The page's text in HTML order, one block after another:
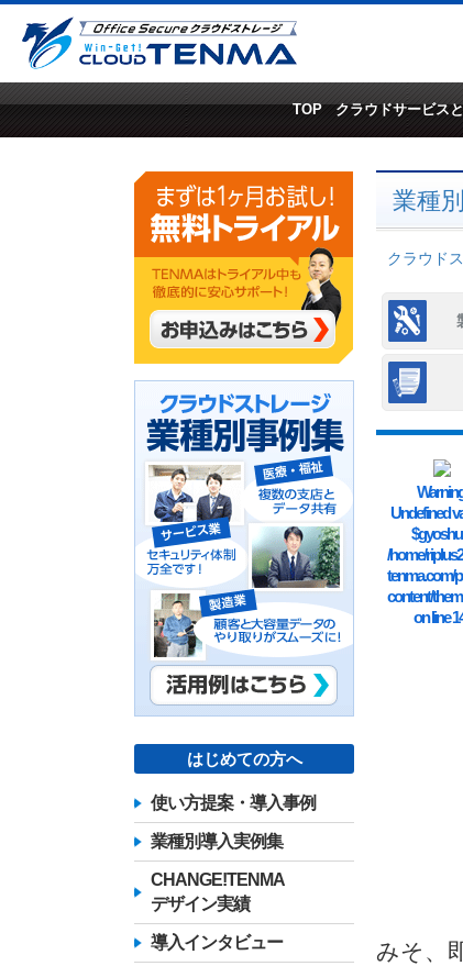
TOP クラウドサービス
業種
クラウド
Undefined
$gyoshu
/home/
tenma.com/
content/
on line
みそ、
はじめての方へ
使い方提案・導入事例
業種別導入実例集
CHANGE!TENMA
デザイン実績
導入インタビュー